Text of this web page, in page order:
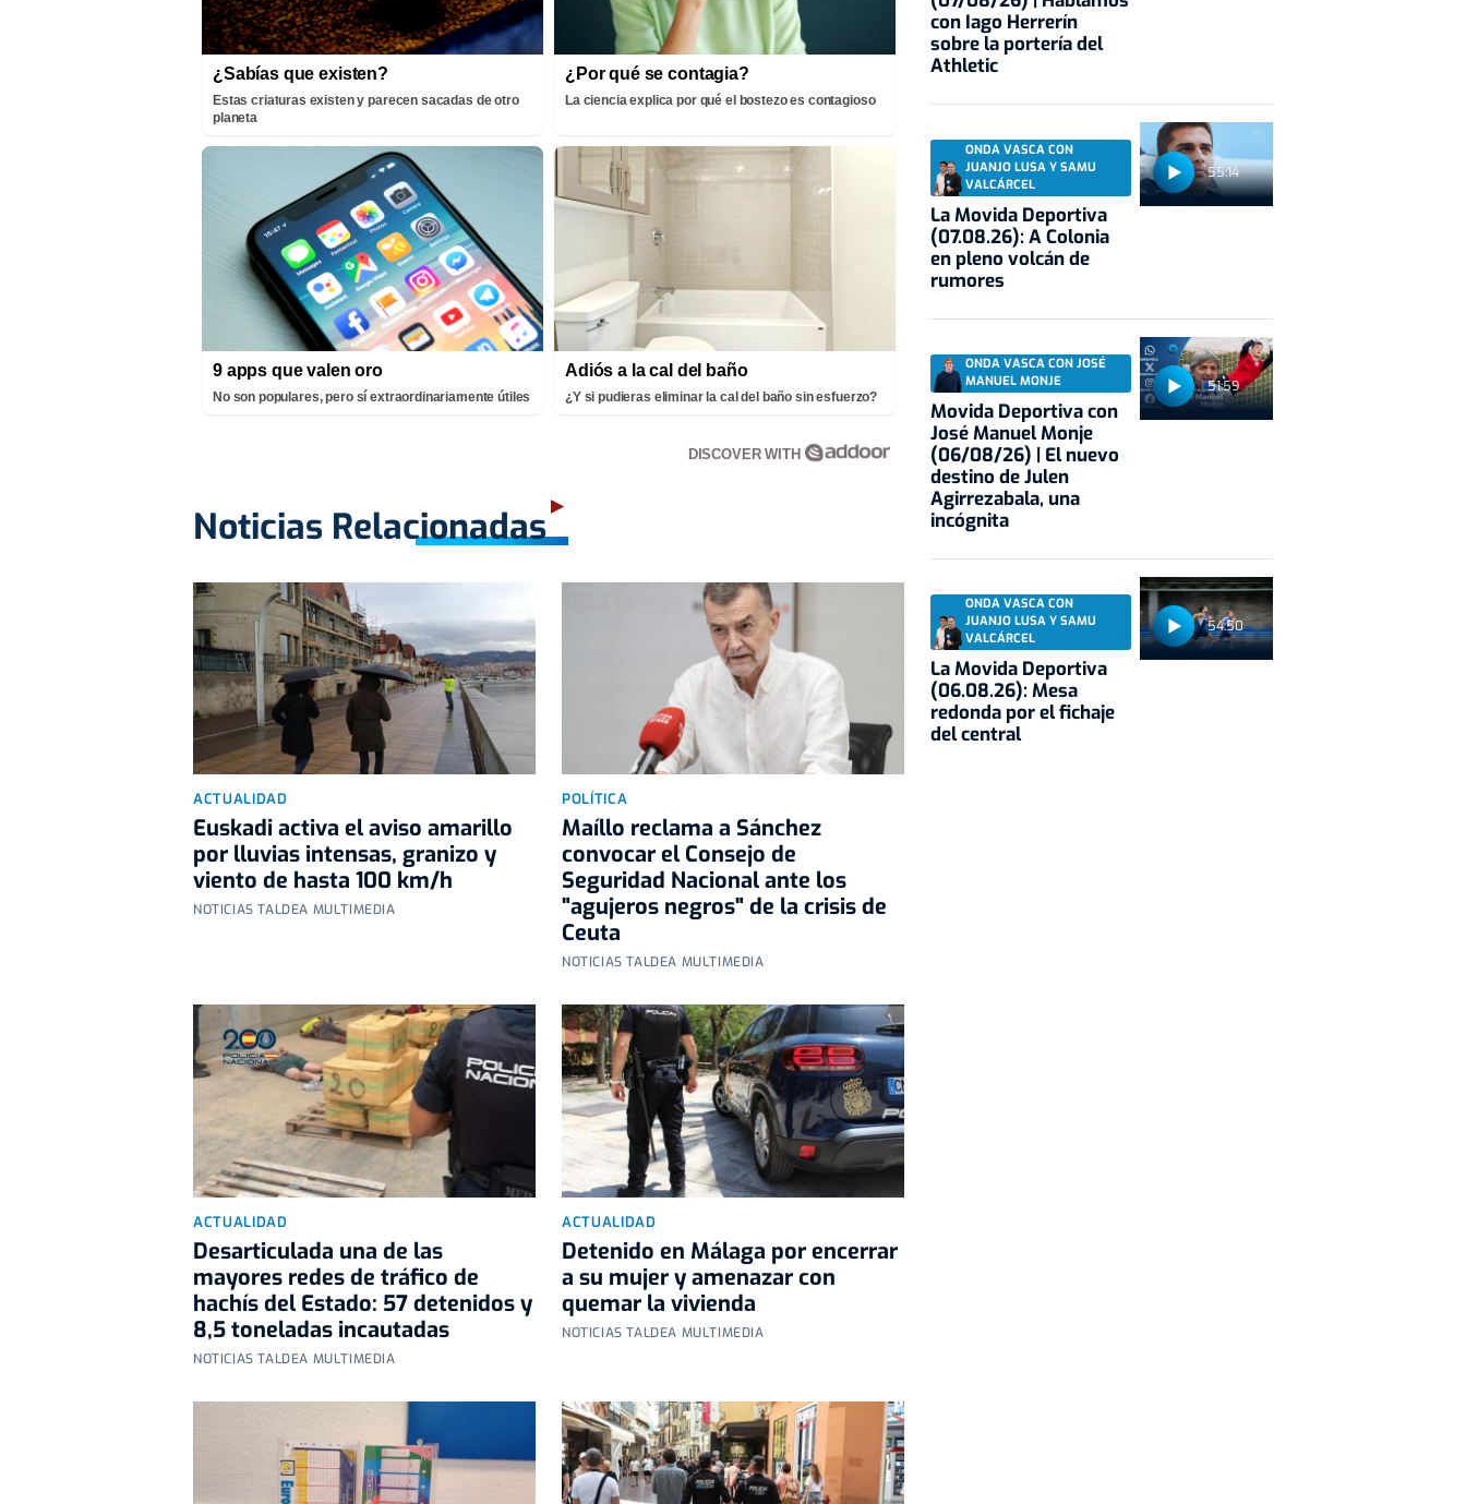
¿Sabías que existen?
Estas criaturas existen y parecen sacadas de otro
planeta
¿Por qué se contagia?
La ciencia explica por qué el bostezo es contagioso
9 apps que valen oro
No son populares, pero sí extraordinariamente útiles
Adiós a la cal del baño
¿Y si pudieras eliminar la cal del baño sin esfuerzo?
DISCOVER WITH
Noticias Relacionadas
ACTUALIDAD
Euskadi activa el aviso amarillo
por lluvias intensas, granizo y
viento de hasta 100 km/h
NOTICIAS TALDEA MULTIMEDIA
POLÍTICA
Maíllo reclama a Sánchez
convocar el Consejo de
Seguridad Nacional ante los
"agujeros negros" de la crisis de
Ceuta
NOTICIAS TALDEA MULTIMEDIA
ACTUALIDAD
Desarticulada una de las
mayores redes de tráfico de
hachís del Estado: 57 detenidos y
8,5 toneladas incautadas
NOTICIAS TALDEA MULTIMEDIA
ACTUALIDAD
Detenido en Málaga por encerrar
a su mujer y amenazar con
quemar la vivienda
NOTICIAS TALDEA MULTIMEDIA
con Iago Herrerín
sobre la portería del
Athletic
55:14
ONDA VASCA CON
JUANJO LUSA Y SAMU
VALCÁRCEL
La Movida Deportiva
(07.08.26): A Colonia
en pleno volcán de
rumores
51:59
ONDA VASCA CON JOSÉ
MANUEL MONJE
Movida Deportiva con
José Manuel Monje
(06/08/26) | El nuevo
destino de Julen
Agirrezabala, una
incógnita
54:50
ONDA VASCA CON
JUANJO LUSA Y SAMU
VALCÁRCEL
La Movida Deportiva
(06.08.26): Mesa
redonda por el fichaje
del central